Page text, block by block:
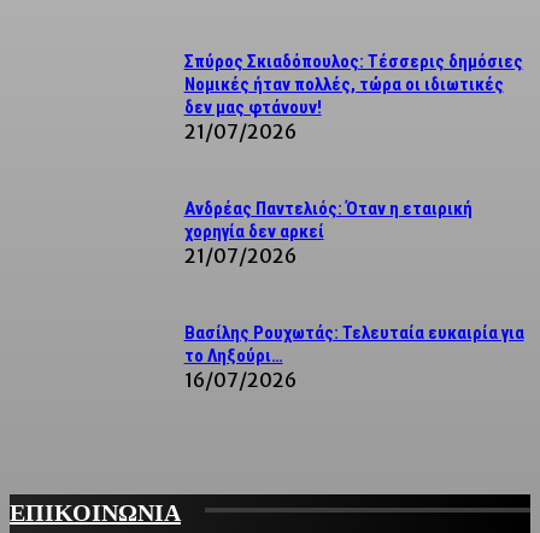
Σπύρος Σκιαδόπουλος: Τέσσερις δημόσιες
Νομικές ήταν πολλές, τώρα οι ιδιωτικές
δεν μας φτάνουν!
21/07/2026
Ανδρέας Παντελιός: Όταν η εταιρική
χορηγία δεν αρκεί
21/07/2026
Βασίλης Ρουχωτάς: Τελευταία ευκαιρία για
το Ληξούρι…
16/07/2026
ΕΠΙΚΟΙΝΩΝΙΑ